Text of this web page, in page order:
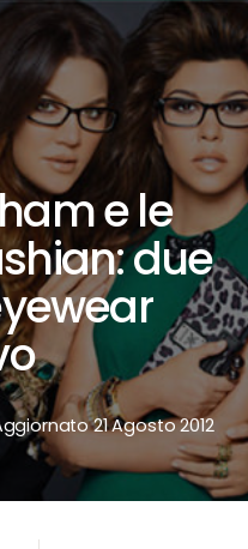
e le
due
21 Agosto 2012